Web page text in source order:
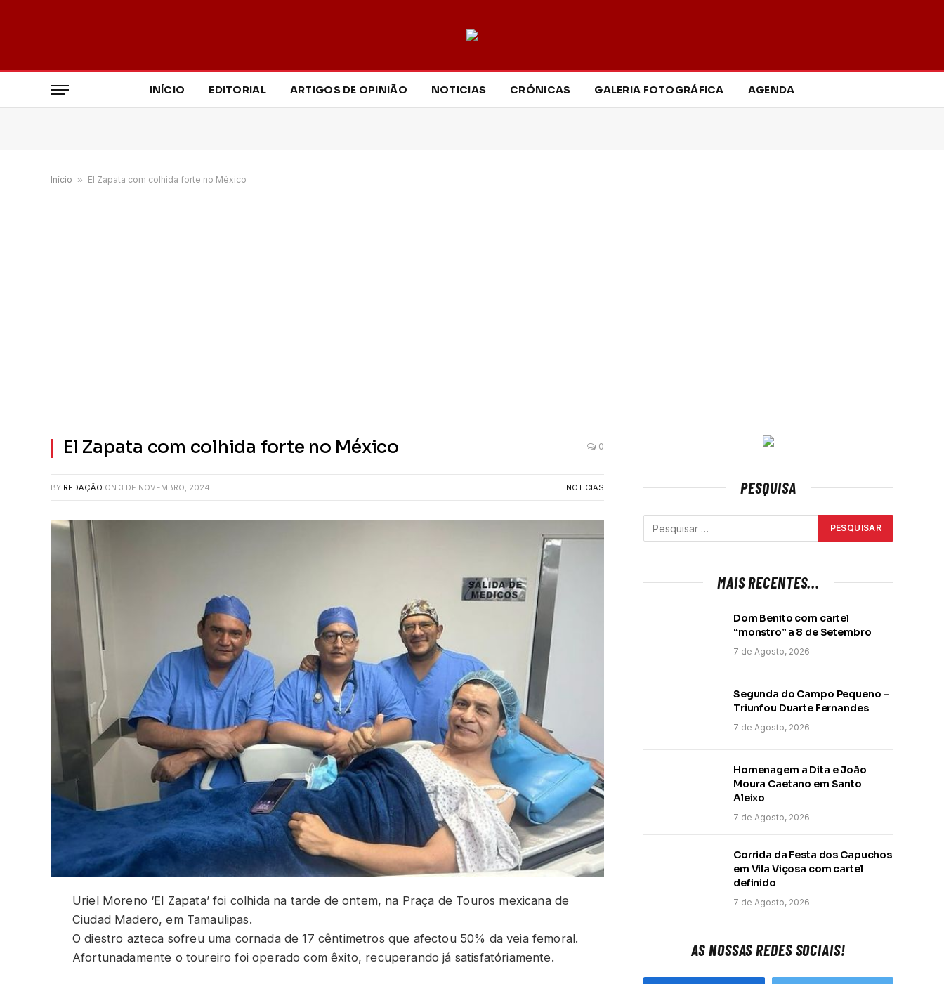
INÍCIO EDITORIAL ARTIGOS DE OPINIÃO NOTICIAS CRÓNICAS GALERIA FOTOGRÁFICA AGENDA
Início » El Zapata com colhida forte no México
El Zapata com colhida forte no México 0
BY REDAÇÃO ON 3 DE NOVEMBRO, 2024 NOTICIAS
Uriel Moreno ‘El Zapata’ foi colhida na tarde de ontem, na Praça de Touros mexicana de
Ciudad Madero, em Tamaulipas.
O diestro azteca sofreu uma cornada de 17 cêntimetros que afectou 50% da veia femoral.
Afortunadamente o toureiro foi operado com êxito, recuperando já satisfatóriamente.
PESQUISA
MAIS RECENTES...
Dom Benito com cartel
“monstro” a 8 de Setembro
7 de Agosto, 2026
Segunda do Campo Pequeno –
Triunfou Duarte Fernandes
7 de Agosto, 2026
Homenagem a Dita e João
Moura Caetano em Santo
Aleixo
7 de Agosto, 2026
Corrida da Festa dos Capuchos
em Vila Viçosa com cartel
definido
7 de Agosto, 2026
AS NOSSAS REDES SOCIAIS!